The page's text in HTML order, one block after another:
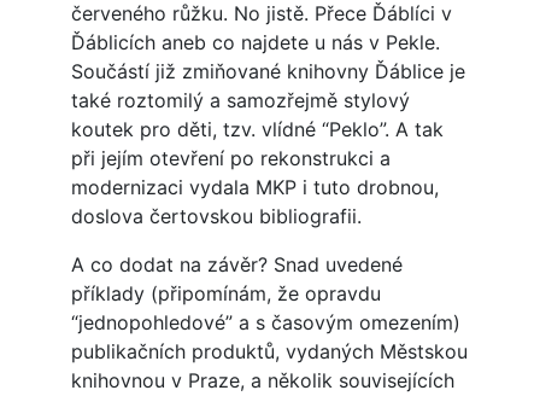
červeného růžku. No jistě. Přece Ďáblíci v
Ďáblicích aneb co najdete u nás v Pekle.
Součástí již zmiňované knihovny Ďáblice je
také roztomilý a samozřejmě stylový
koutek pro děti, tzv. vlídné “Peklo”. A tak
při jejím otevření po rekonstrukci a
modernizaci vydala MKP i tuto drobnou,
doslova čertovskou bibliografii.
A co dodat na závěr? Snad uvedené
příklady (připomínám, že opravdu
“jednopohledové” a s časovým omezením)
publikačních produktů, vydaných Městskou
knihovnou v Praze, a několik souvisejících